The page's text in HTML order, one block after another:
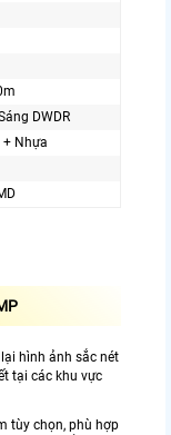
DWDR
+ Nhựa
hình ảnh sắc nét
tại các khu vực
tùy chọn, phù hợp